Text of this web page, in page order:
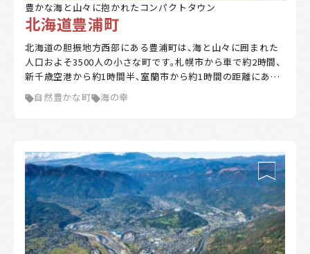
家賃補助
住宅購入補助
リフォーム補助
移住補助
起業補助
キーワード
クリア
豊かな海と山々に抱かれたコンパクトタウン
北海道豊浦町
北海道の胆振地方西部にある豊浦町は、海と山々に囲まれた
人口およそ3500人の小さな町です。札幌市から車で約2時間、
新千歳空港から約1時間半、室蘭市から約1時間の距離にあり
ます。 海流の影響で夏は涼しく、冬は道内でも比較的温暖な
気候です。噴火湾（内浦湾）ではホタテの養殖が盛んに行われ、
産地としても知られ、ジャガイモやアサツキの栽培のほか、畜
産業も活発です。 市街地は豊浦漁港・JR豊浦駅を中心にコン
パクトにまとまっています。大自然を身近に感じながら、利便
性の高い暮らしをかなえることができる町です。
自然豊かな町 海の幸